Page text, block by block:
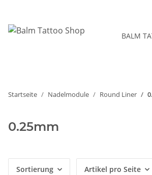
BALM
Startseite Nadelmodule Round Liner
0.25mm
Sortierung Artikel pro Seite